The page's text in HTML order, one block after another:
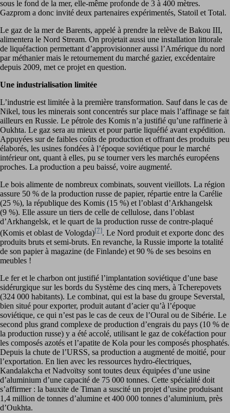
sous le fond de la mer, elle-même profonde de 3 à 400 mètres.
Gazprom a donc invité deux partenaires expérimentés, Statoil et Total.
Le gaz de la mer de Barents, appelé à prendre la relève de Bakou III,
alimentera le Nord Stream. On projetait aussi une installation littorale
de liquéfaction permettant d’approvisionner aussi l’Amérique du nord
par méthanier mais le retournement du marché gazier, excédentaire
depuis 2009, met ce projet en question.
Une industrialisation limitée
L’industrie est limitée à la première transformation. Sauf dans le cas de
Nikel, tous les minerais sont concentrés sur place mais l’affinage se fait
ailleurs en Russie. Le pétrole des Komis n’a justifié qu’une raffinerie à
Oukhta. Le gaz sera au mieux et pour partie liquéfié avant expédition.
Appuyées sur de faibles coûts de production et offrant des produits peu
élaborés, les usines fondées à l’époque soviétique pour le marché
intérieur ont, quant à elles, pu se tourner vers les marchés européens
proches. La production a peu baissé, voire augmenté.
Le bois alimente de nombreux combinats, souvent vieillots. La région
assure 50 % de la production russe de papier, répartie entre la Carélie
(25 %), la république des Komis (15 %) et l’oblast d’Arkhangelsk
(9 %). Elle assure un tiers de celle de cellulose, dans l’oblast
d’Arkhangelsk, et le quart de la production russe de contre-plaqué
(Komis et oblast de Vologda)[7]. Le Nord produit et exporte donc des
produits bruts et semi-bruts. En revanche, la Russie importe la totalité
de son papier à magazine (de Finlande) et 90 % de ses besoins en
meubles !
Le fer et le charbon ont justifié l’implantation soviétique d’une base
sidérurgique sur les bords du Système des cinq mers, à Tcherepovets
(324 000 habitants). Le combinat, qui est la base du groupe Severstal,
bien situé pour exporter, produit autant d’acier qu’à l’époque
soviétique, ce qui n’est pas le cas de ceux de l’Oural ou de Sibérie. Le
second plus grand complexe de production d’engrais du pays (10 % de
la production russe) y a été accolé, utilisant le gaz de cokéfaction pour
les composés azotés et l’apatite de Kola pour les composés phosphatés.
Depuis la chute de l’URSS, sa production a augmenté de moitié, pour
l’exportation. En lien avec les ressources hydro-électriques,
Kandalakcha et Nadvoïtsy sont toutes deux équipées d’une usine
d’aluminium d’une capacité de 75 000 tonnes. Cette spécialité doit
s’affirmer : la bauxite de Timan a suscité un projet d’usine produisant
1,4 million de tonnes d’alumine et 400 000 tonnes d’aluminium, près
d’Oukhta.